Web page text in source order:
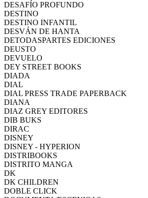
DESAFÍO PROFUNDO
DESTINO
DESTINO INFANTIL
DESVÁN DE HANTA
DETODASPARTES EDICIONES
DEUSTO
DEVUELO
DEY STREET BOOKS
DIADA
DIAL
DIAL PRESS TRADE PAPERBACK
DIANA
DIAZ GREY EDITORES
DIB BUKS
DIRAC
DISNEY
DISNEY - HYPERION
DISTRIBOOKS
DISTRITO MANGA
DK
DK CHILDREN
DOBLE CLICK